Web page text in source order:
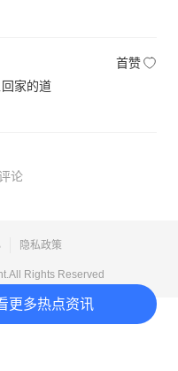
更多热点资讯
首赞
家的道
论
隐私政策
Rights Reserved